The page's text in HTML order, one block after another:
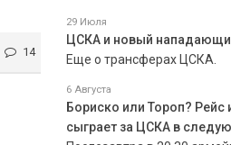
14
29 Июля
ЦСКА и новый
Еще о трансферах ЦСКА.
6 Августа
Бориско или Тороп? Рейс
сыграет за ЦСКА в